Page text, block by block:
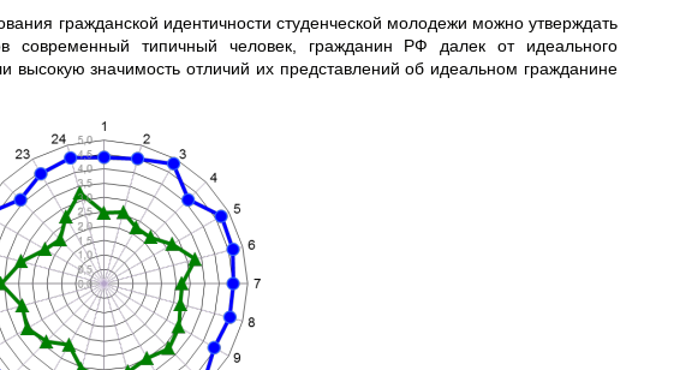
гражданской идентичности студенческой молодежи можно утверждать
современный типичный человек, гражданин РФ далек от идеального
высокую значимость отличий их представлений об идеальном гражданине